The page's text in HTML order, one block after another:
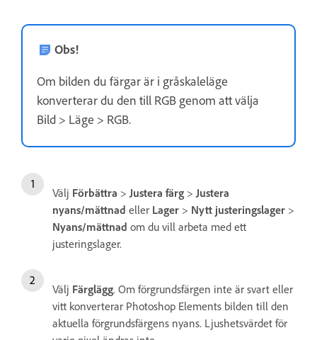
Obs!
Om bilden du färgar är i gråskaleläge
konverterar du den till RGB genom att välja
Bild > Läge > RGB.
Välj Förbättra >Justera färg >Justera
nyans/mättnad eller Lager > Nytt justeringslager >
Nyans/mättnad om du vill arbeta med ett
justeringslager.
Välj Färglägg. Om förgrundsfärgen inte är svart eller
vitt konverterar Photoshop Elements bilden till den
aktuella förgrundsfärgens nyans. Ljushetsvärdet för